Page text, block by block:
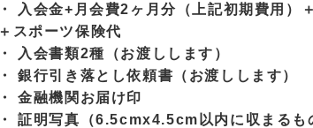
・ 入会金+月会費2ヶ月分（上記初期費用）
＋スポーツ保険代
・ 入会書類2種（お渡しします）
・ 銀行引き落とし依頼書（お渡しします）
・ 金融機関お届け印
・ 証明写真（6.5cmx4.5cm以内に収まる